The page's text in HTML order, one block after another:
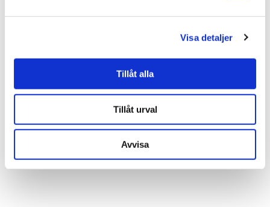
Visa detaljer
Tillåt alla
Tillåt urval
Avvisa
Hyllplan
10.290 kr
8.541 kr JUST NU!